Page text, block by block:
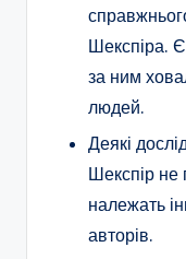
Шекспіра. Є
за ним
людей.
Деякі
Шекспір не
належать
авторів.